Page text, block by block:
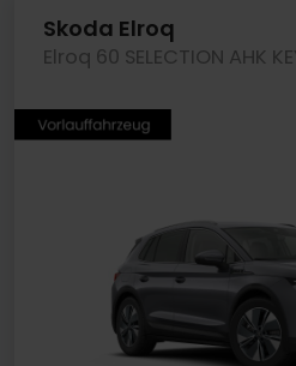
Skoda Elroq
Elroq 60 SELECTION AHK